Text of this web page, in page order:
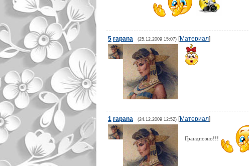
5 rapana (25.12.2009 15:07) [Материал]
1 rapana (24.12.2009 12:52) [Материал]
Грандиозно!!!